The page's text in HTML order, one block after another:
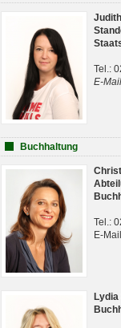
Tel.:
E-
Buchhaltung
Tel.:
E-
Lydia